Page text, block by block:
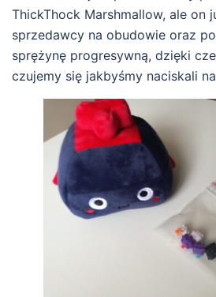
ThickThock Marshmallow, ale on
sprzedawcy na obudowie oraz
sprężynę progresywną, dzięki
czujemy się jakbyśmy naciskali